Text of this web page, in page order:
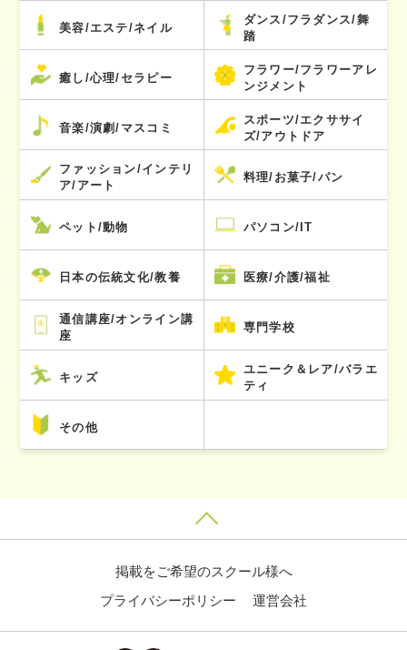
美容/エステ/ネイル
ダンス/フラダンス/舞
踏
癒し/心理/セラピー
フラワー/フラワーアレ
ンジメント
音楽/演劇/マスコミ
スポーツ/エクササイ
ズ/アウトドア
ファッション/インテリ
ア/アート
料理/お菓子/パン
ペット/動物 パソコン/IT
日本の伝統文化/教養 医療/介護/福祉
通信講座/オンライン講
座
専門学校
キッズ
ユニーク＆レア/バラエ
ティ
その他
掲載をご希望のスクール様へ
プライバシーポリシー
運営会社